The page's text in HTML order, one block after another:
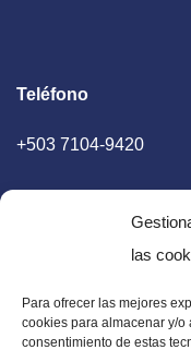
las
Para ofrecer las mejores
cookies para almacenar y/o
consentimiento de estas
Teléfono
+503 7104-9420
E-mail